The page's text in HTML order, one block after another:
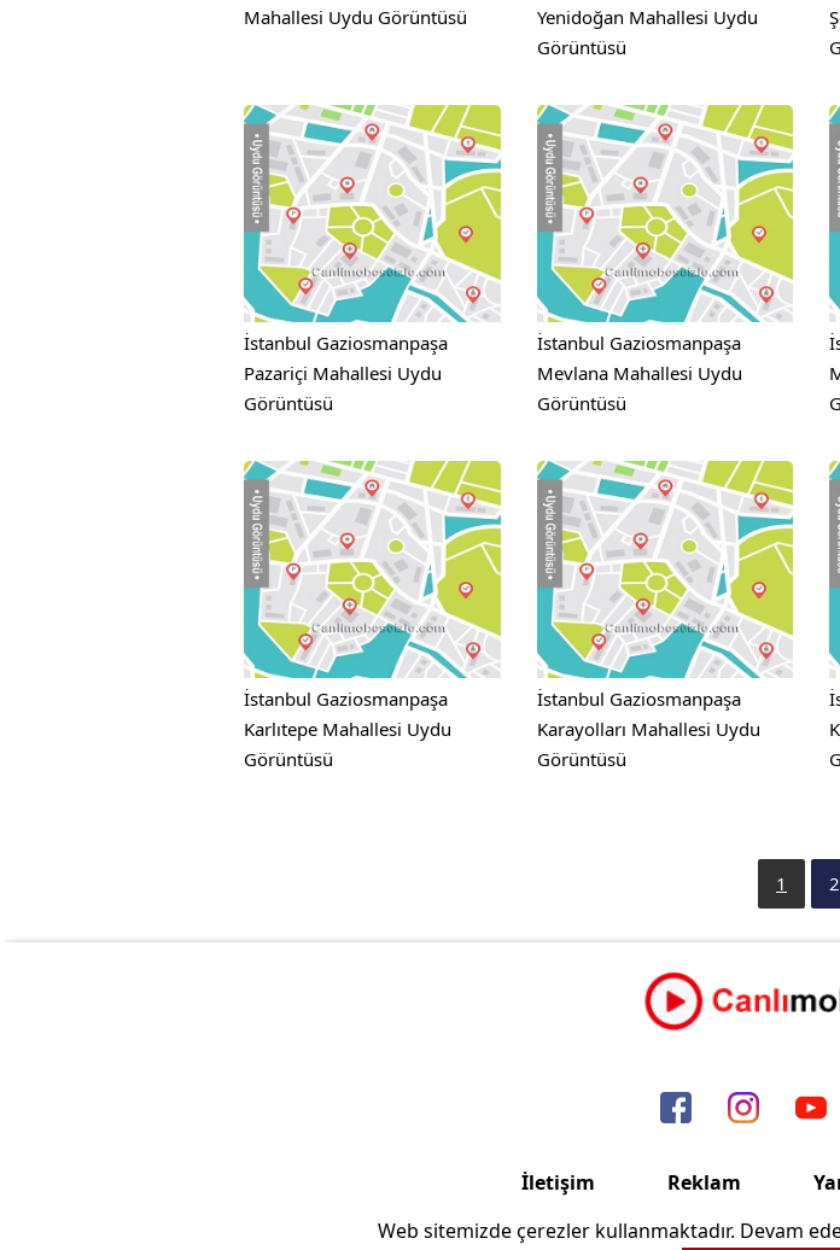
Mahallesi Uydu Görüntüsü
Yenidoğan Mahallesi Uydu
Görüntüsü
İstanbul Gaziosmanpaşa
Pazariçi Mahallesi Uydu
Görüntüsü
İstanbul Gaziosmanpaşa
Mevlana Mahallesi Uydu
Görüntüsü
İstanbul Gaziosmanpaşa
Karlıtepe Mahallesi Uydu
Görüntüsü
İstanbul Gaziosmanpaşa
Karayolları Mahallesi Uydu
Görüntüsü
1 2
İletişim Reklam
Web sitemizde çerezler kullanmaktadır. Devam